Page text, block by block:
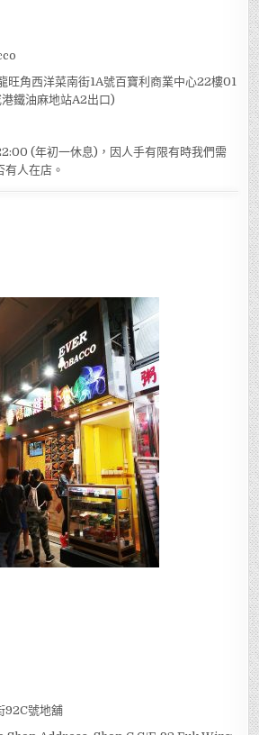
旺角西洋菜南街1A號百寶利商業中心22樓01
鐵油麻地站A2出口)
(年初一休息)，因人手有限有時我們需
人在店。
92C號地舖